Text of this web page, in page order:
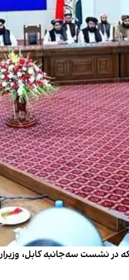
در نشست سه‌جانبه کابل،